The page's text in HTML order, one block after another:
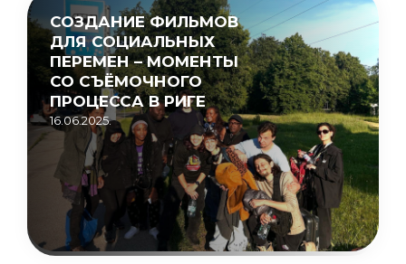
СОЗДАНИЕ ФИЛЬМОВ
ДЛЯ СОЦИАЛЬНЫХ
ПЕРЕМЕН – МОМЕНТЫ
СО СЪЁМОЧНОГО
ПРОЦЕССА В РИГЕ
16.06.2025.